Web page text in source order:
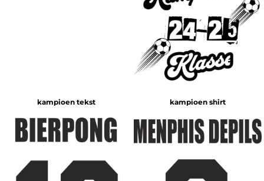
kampioen tekst kampioen shirt